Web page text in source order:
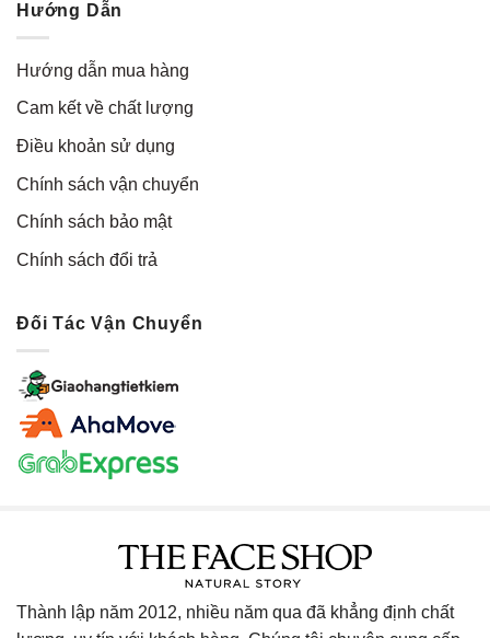
Hướng Dẫn
Hướng dẫn mua hàng
Cam kết về chất lượng
Điều khoản sử dụng
Chính sách vận chuyển
Chính sách bảo mật
Chính sách đổi trả
Đối Tác Vận Chuyển
Thành lập năm 2012, nhiều năm qua đã khẳng định chất